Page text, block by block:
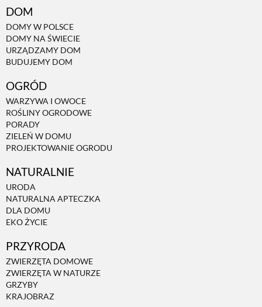
DOM
DOMY W POLSCE
DOMY NA ŚWIECIE
URZĄDZAMY DOM
BUDUJEMY DOM
OGRÓD
WARZYWA I OWOCE
ROŚLINY OGRODOWE
PORADY
ZIELEŃ W DOMU
PROJEKTOWANIE OGRODU
NATURALNIE
URODA
NATURALNA APTECZKA
DLA DOMU
EKO ŻYCIE
PRZYRODA
ZWIERZĘTA DOMOWE
ZWIERZĘTA W NATURZE
GRZYBY
KRAJOBRAZ